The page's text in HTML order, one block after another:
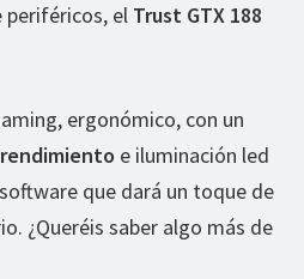
periféricos, el Trust GTX 188
ergonómico, con un
e iluminación led
que dará un toque de
¿Queréis saber algo más de